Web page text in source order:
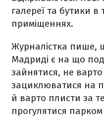
галереї та бутики в
приміщеннях.
Журналістка пише,
Мадриді є на що
зайнятися, не
зациклюватися на
й варто плисти за
прогулятися